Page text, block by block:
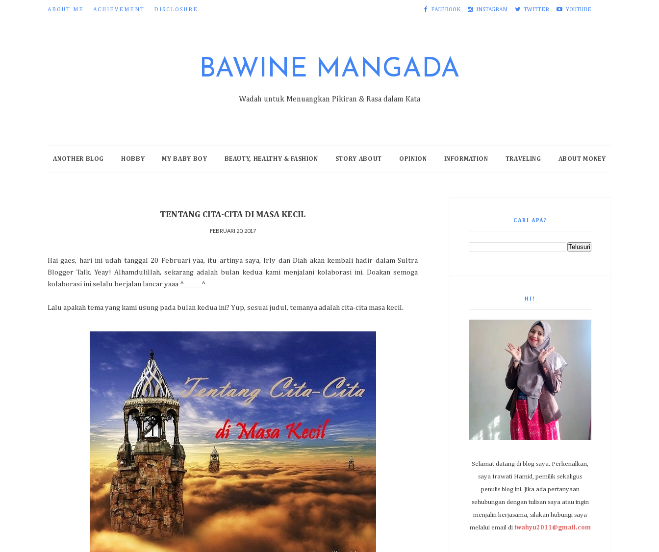
ABOUT ME ACHIEVEMENT DISCLOSURE FACEBOOK INSTAGRAM TWITTER YOUTUBE
BAWINE MANGADA
Wadah untuk Menuangkan Pikiran & Rasa dalam Kata
ANOTHER BLOG HOBBY MY BABY BOY BEAUTY, HEALTHY & FASHION STORY ABOUT OPINION INFORMATION TRAVELING ABOUT MONEY
TENTANG CITA-CITA DI MASA KECIL
FEBRUARI 20, 2017
Hai gaes, hari ini udah tanggal 20 Februari yaa, itu artinya saya, Irly dan Diah akan kembali hadir dalam Sultra
Blogger Talk. Yeay! Alhamdulillah, sekarang adalah bulan kedua kami menjalani kolaborasi ini. Doakan semoga
kolaborasi ini selalu berjalan lancar yaaa ^______^
Lalu apakah tema yang kami usung pada bulan kedua ini? Yup, sesuai judul, temanya adalah cita-cita masa kecil.
CARI APA?
HI!
Selamat datang di blog saya. Perkenalkan,
saya Irawati Hamid, pemilik sekaligus
penulis blog ini. Jika ada pertanyaan
sehubungan dengan tulisan saya atau ingin
menjalin kerjasama, silakan hubungi saya
melalui email di iwahyu2011@gmail.com